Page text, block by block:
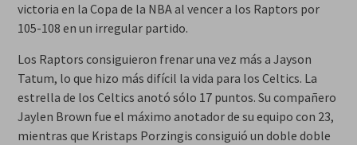
victoria en la Copa de la NBA al vencer a los Raptors por
105-108 en un irregular partido.
Los Raptors consiguieron frenar una vez más a Jayson
Tatum, lo que hizo más difícil la vida para los Celtics. La
estrella de los Celtics anotó sólo 17 puntos. Su compañero
Jaylen Brown fue el máximo anotador de su equipo con 23,
mientras que Kristaps Porzingis consiguió un doble doble